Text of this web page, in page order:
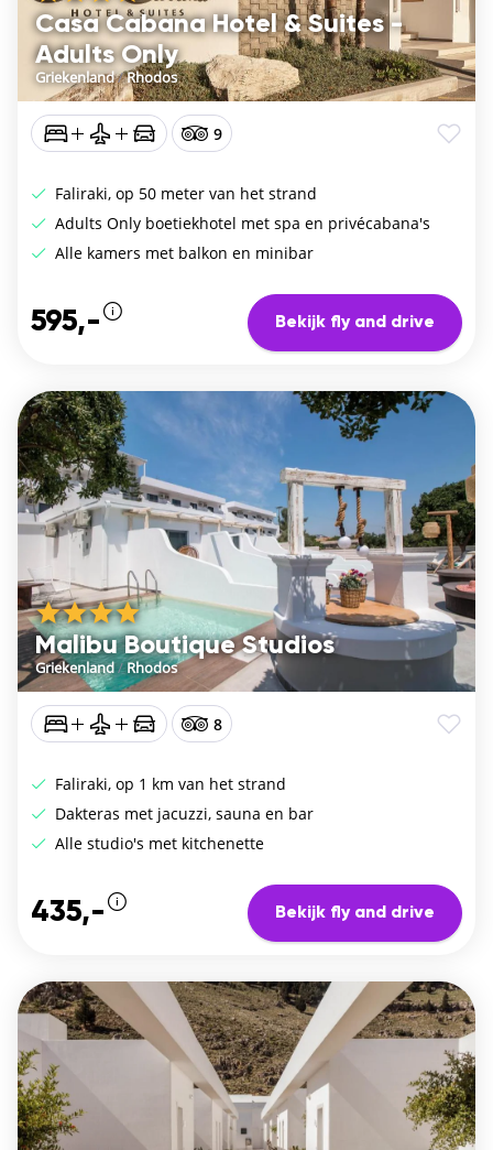
Casa Cabana Hotel & Suites -
Adults Only
Griekenland/Rhodos
9
Faliraki, op 50 meter van het strand
Adults Only boetiekhotel met spa en privécabana's
Alle kamers met balkon en minibar
595,- Bekijk fly and drive
Malibu Boutique Studios
Griekenland/Rhodos
8
Faliraki, op 1 km van het strand
Dakteras met jacuzzi, sauna en bar
Alle studio's met kitchenette
435,- Bekijk fly and drive